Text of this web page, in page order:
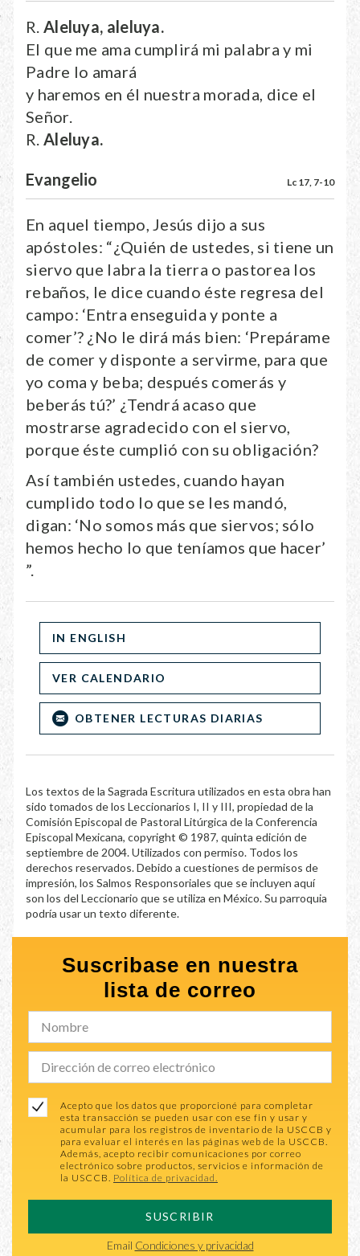
R. Aleluya, aleluya.
El que me ama cumplirá mi palabra y mi
Padre lo amará
y haremos en él nuestra morada, dice el
Señor.
R. Aleluya.
Evangelio Lc 17, 7-10
En aquel tiempo, Jesús dijo a sus
apóstoles: “¿Quién de ustedes, si tiene un
siervo que labra la tierra o pastorea los
rebaños, le dice cuando éste regresa del
campo: ‘Entra enseguida y ponte a
comer’? ¿No le dirá más bien: ‘Prepárame
de comer y disponte a servirme, para que
yo coma y beba; después comerás y
beberás tú?’ ¿Tendrá acaso que
mostrarse agradecido con el siervo,
porque éste cumplió con su obligación?
Así también ustedes, cuando hayan
cumplido todo lo que se les mandó,
digan: ‘No somos más que siervos; sólo
hemos hecho lo que teníamos que hacer’
”.
IN ENGLISH
VER CALENDARIO
OBTENER LECTURAS DIARIAS
Los textos de la Sagrada Escritura utilizados en esta obra han
sido tomados de los Leccionarios I, II y III, propiedad de la
Comisión Episcopal de Pastoral Litúrgica de la Conferencia
Episcopal Mexicana, copyright © 1987, quinta edición de
septiembre de 2004. Utilizados con permiso. Todos los
derechos reservados. Debido a cuestiones de permisos de
impresión, los Salmos Responsoriales que se incluyen aquí
son los del Leccionario que se utiliza en México. Su parroquia
podría usar un texto diferente.
Suscribase en nuestra
lista de correo
Acepto que los datos que proporcioné para completar
esta transacción se pueden usar con ese fin y usar y
acumular para los registros de inventario de la USCCB y
para evaluar el interés en las páginas web de la USCCB.
Además, acepto recibir comunicaciones por correo
electrónico sobre productos, servicios e información de
la USCCB. Política de privacidad.
SUSCRIBIR
Email Condiciones y privacidad